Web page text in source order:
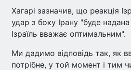
Хагарі зазначив, що реакція
удар з боку Ірану "буде
Ізраїль вважає оптимальним".
Ми дадимо відповідь так, як
потрібне, у той момент і тим